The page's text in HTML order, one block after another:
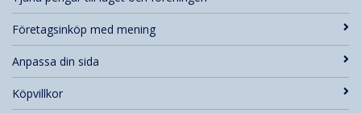
Företagsinköp med mening
Anpassa din sida
Köpvillkor